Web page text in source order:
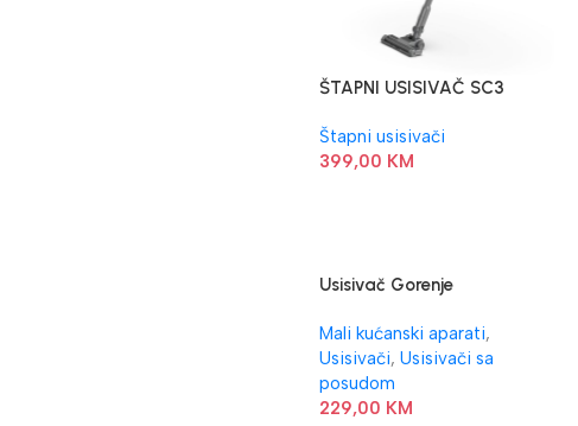
ŠTAPNI USISIVAČ SC3
Štapni usisivači
399,00 KM
Usisivač Gorenje
Mali kućanski aparati,
Usisivači, Usisivači sa
posudom
229,00 KM